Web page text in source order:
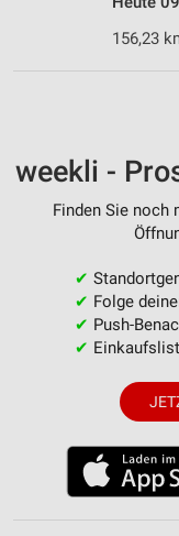
156,23
weekli -
Finden Sie noch
✔
✔ Folge
✔ Push-
✔